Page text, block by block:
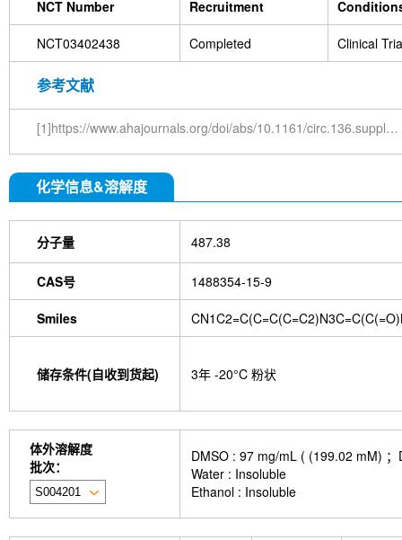
NCT Number Recruitment
NCT03402438 Completed Clinical
参考文献
[1]https://www.ahajournals.org/doi/abs/10.1161/circ.136.suppl_1.13624
化学信息&溶解度
分子量 487.38
CAS号 1488354-15-9
Smiles
储存条件(自收到货起) 3年 -20°C 粉状
体外溶解度
批次：
DMSO : 97 mg/mL ( (199.02 mM)
Water : Insoluble
Ethanol : Insoluble